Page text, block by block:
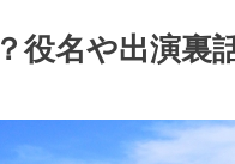
役名や出演裏